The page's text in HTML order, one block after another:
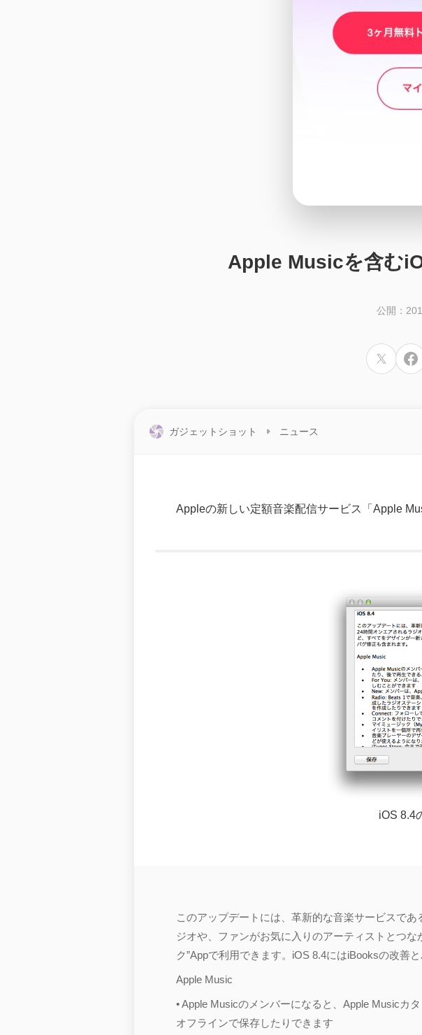
Apple Musicを含む
公開：
ガジェットショット ニュース
Appleの新しい定額音楽配信サービス「Apple
iOS 8.4
このアップデートには、革新的な音楽サービスで
ジオや、ファンがお気に入りのアーティストとつ
ク”Appで利用できます。iOS 8.4にはiBooksの改善
Apple Music
• Apple Musicのメンバーになると、Apple Musicカ
オフラインで保存したりできます